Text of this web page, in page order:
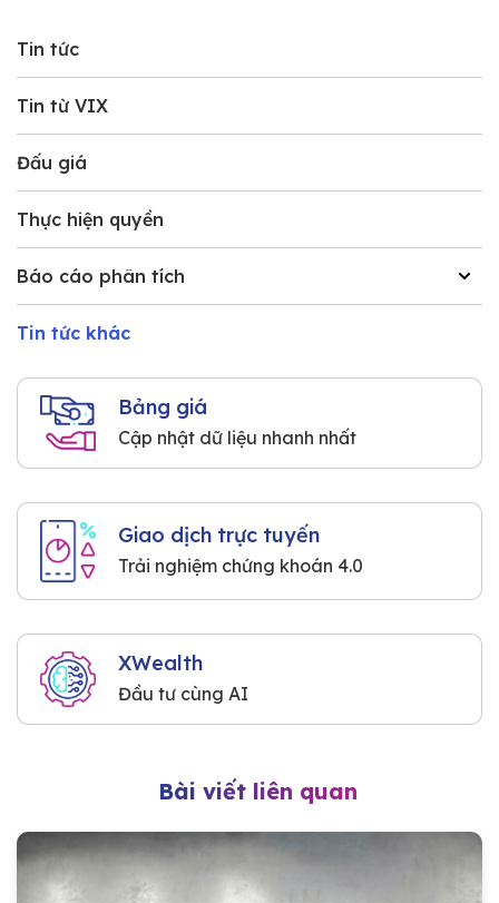
Tin tức
Tin từ VIX
Đấu giá
Thực hiện quyền
Báo cáo phân tích
Tin tức khác
Bảng giá
Cập nhật dữ liệu nhanh nhất
Giao dịch trực tuyến
Trải nghiệm chứng khoán 4.0
XWealth
Đầu tư cùng AI
Bài viết liên quan